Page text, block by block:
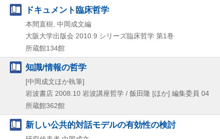
ドキュメント臨床哲学
本間直樹, 中岡成文編
大阪大学出版会 2010.9 シリーズ臨床哲学 第1巻
所蔵館134館
知識/情報の哲学
[中岡成文ほか執筆]
岩波書店 2008.10 岩波講座哲学 / 飯田隆 [ほか] 編集委員 04
所蔵館362館
新しい公共的対話モデルの有効性の検討